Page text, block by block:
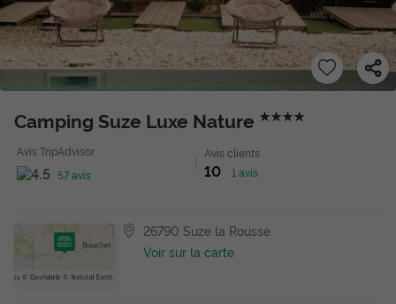
Camping Suze Luxe Nature ★★★★
Avis TripAdvisor
57 avis
Avis clients
10 1 avis
26790 Suze la Rousse
Voir sur la carte